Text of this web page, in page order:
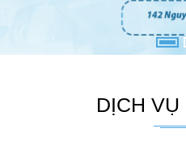
DỊCH VỤ